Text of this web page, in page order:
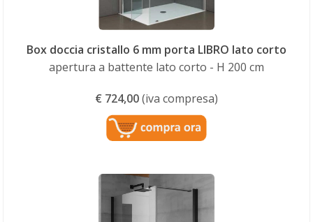
Box doccia cristallo 6 mm porta LIBRO lato corto
apertura a battente lato corto - H 200 cm
€ 724,00(iva compresa)